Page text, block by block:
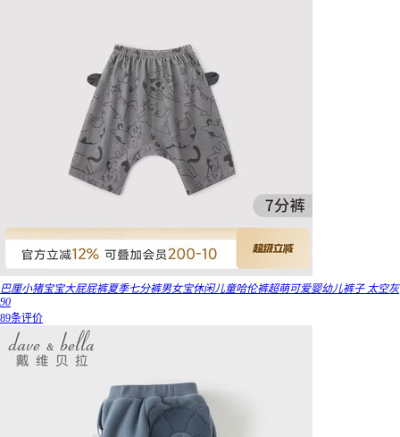
巴厘小猪宝宝大屁屁裤夏季七分裤男女宝休闲儿童哈伦裤超萌可爱婴幼儿裤子 太空灰
90
89条评价